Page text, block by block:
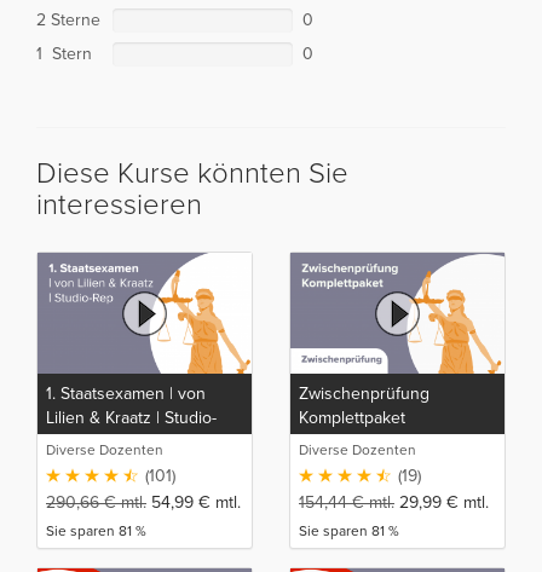
2 Sterne
0
1 Stern
0
Diese Kurse könnten Sie
interessieren
1. Staatsexamen | von
Lilien & Kraatz | Studio-
Rep
Diverse Dozenten
(101)
290,66€mtl. 54,99 € mtl.
Sie sparen 81 %
Zwischenprüfung
Komplettpaket
Diverse Dozenten
(19)
154,44€mtl. 29,99 € mtl.
Sie sparen 81 %